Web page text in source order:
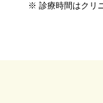
※ 診療時間はクリ